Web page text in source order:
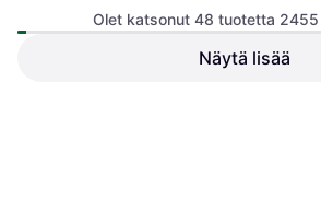
Back On Track Terapeuttinen
Finntack
Olet katsonut 48 tuotetta
Näytä lisää